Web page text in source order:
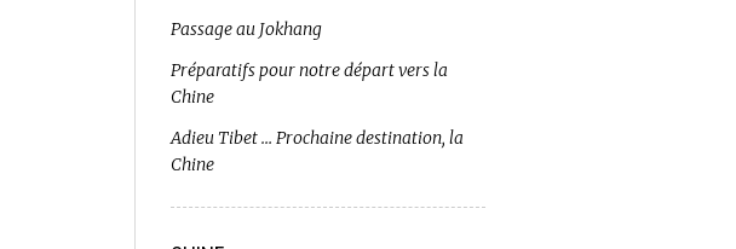
Passage au Jokhang
Préparatifs pour notre départ vers la
Chine
Adieu Tibet … Prochaine destination, la
Chine